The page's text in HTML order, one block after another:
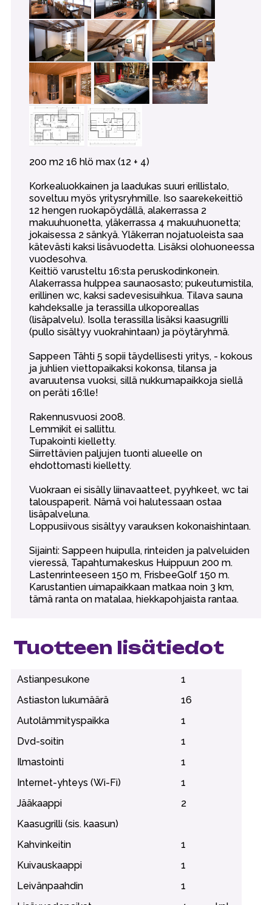
200 m2 16 hlö max (12 + 4)
Korkealuokkainen ja laadukas suuri erillistalo,
soveltuu myös yritysryhmille. Iso saarekekeittiö
12 hengen ruokapöydällä, alakerrassa 2
makuuhuonetta, yläkerrassa 4 makuuhuonetta;
jokaisessa 2 sänkyä. Yläkerran nojatuoleista saa
kätevästi kaksi lisävuodetta. Lisäksi olohuoneessa
vuodesohva.
Keittiö varusteltu 16:sta peruskodinkonein.
Alakerrassa hulppea saunaosasto; pukeutumistila,
erillinen wc, kaksi sadevesisuihkua. Tilava sauna
kahdeksalle ja terassilla ulkoporeallas
(lisäpalvelu). Isolla terassilla lisäksi kaasugrilli
(pullo sisältyy vuokrahintaan) ja pöytäryhmä.
Sappeen Tähti 5 sopii täydellisesti yritys, - kokous
ja juhlien viettopaikaksi kokonsa, tilansa ja
avaruutensa vuoksi, sillä nukkumapaikkoja siellä
on peräti 16:lle!
Rakennusvuosi 2008.
Lemmikit ei sallittu.
Tupakointi kielletty.
Siirrettävien paljujen tuonti alueelle on
ehdottomasti kielletty.
Vuokraan ei sisälly liinavaatteet, pyyhkeet, wc tai
talouspaperit. Nämä voi halutessaan ostaa
lisäpalveluna.
Loppusiivous sisältyy varauksen kokonaishintaan.
Sijainti: Sappeen huipulla, rinteiden ja palveluiden
vieressä, Tapahtumakeskus Huippuun 200 m.
Lastenrinteeseen 150 m, FrisbeeGolf 150 m.
Karustantien uimapaikkaan matkaa noin 3 km,
tämä ranta on matalaa, hiekkapohjaista rantaa.
Tuotteen lisätiedot
Astianpesukone
1
Astiaston lukumäärä
16
Autolämmityspaikka
1
Dvd-soitin
1
Ilmastointi
1
Internet-yhteys (Wi-Fi)
1
Jääkaappi
2
Kaasugrilli (sis. kaasun)
Kahvinkeitin
1
Kuivauskaappi
1
Leivänpaahdin
1